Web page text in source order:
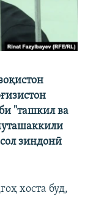
"ташкил ва
зиндонӣ
хоста буд,